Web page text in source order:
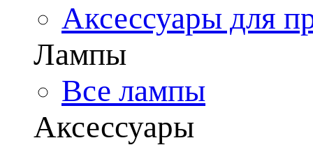
Аксессуары для
Лампы
Все лампы
Аксессуары